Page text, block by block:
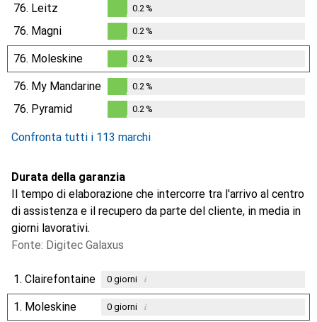
76. Leitz
0.2%
0.2 %
76. Magni
0.2%
0.2 %
76. Moleskine
0.2%
0.2 %
76. My Mandarine
0.2%
0.2 %
76. Pyramid 0.2 %
Confronta tutti i 113 marchi
Durata della garanzia
Il tempo di elaborazione che intercorre tra l'arrivo al centro
di assistenza e il recupero da parte del cliente, in media in
giorni lavorativi.
Fonte: Digitec Galaxus
1. Clairefontaine 0giorni i
1. Moleskine 0giorni i